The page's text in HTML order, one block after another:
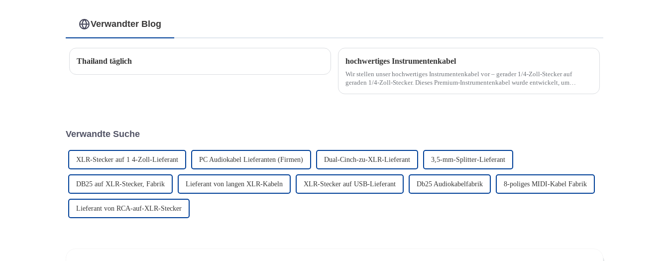
Verwandter Blog
Thailand täglich hochwertiges Instrumentenkabel
Wir stellen unser hochwertiges Instrumentenkabel vor – gerader 1/4-Zoll-Stecker auf
geraden 1/4-Zoll-Stecker. Dieses Premium-Instrumentenkabel wurde entwickelt, um
Verwandte Suche
XLR-Stecker auf 1 4-Zoll-Lieferant PC Audiokabel Lieferanten (Firmen) Dual-Cinch-zu-XLR-Lieferant 3,5-mm-Splitter-Lieferant
DB25 auf XLR-Stecker, Fabrik Lieferant von langen XLR-Kabeln XLR-Stecker auf USB-Lieferant Db25 Audiokabelfabrik 8-poliges MIDI-Kabel Fabrik
Lieferant von RCA-auf-XLR-Stecker